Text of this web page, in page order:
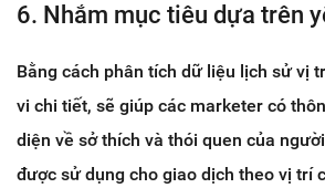
6. Nhắm mục tiêu dựa trên
Bằng cách phân tích dữ liệu lịch sử vị
vi chi tiết, sẽ giúp các marketer có
diện về sở thích và thói quen của
được sử dụng cho giao dịch theo vị trí